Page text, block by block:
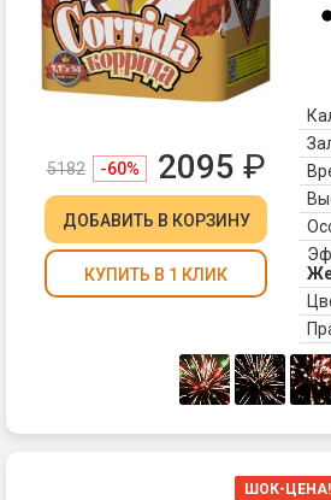
5182 -60% 2095 ₽
ДОБАВИТЬ В КОРЗИНУ
КУПИТЬ В 1 КЛИК
ШОК-ЦЕНА!